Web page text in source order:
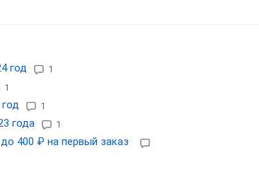
год 1
1
1
года 1
400 ₽ на первый заказ